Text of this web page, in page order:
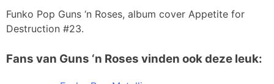
Funko Pop Guns ‘n Roses, album cover Appetite for
Destruction #23.
Fans van Guns ‘n Roses vinden ook deze leuk: